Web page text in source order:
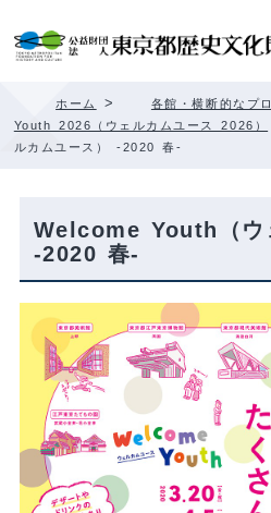
ッ
ホーム > 各館・横断的なプ
Youth 2026（ウェルカムユース 2026）
ルカムユース） -2020 春-
Welcome Youth（ウ
-2020 春-